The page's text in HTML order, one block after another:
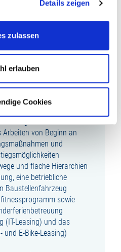
Details zeigen
zulassen
erlauben
Cookies
und
abwechslungsreichen
innerhalb der
LUDWIG
von Beginn an
und
und flache Hierarchien
eine betriebliche
Baustellenfahrzeug
sowie
(IT-Leasing) und das
und E-Bike-Leasing)